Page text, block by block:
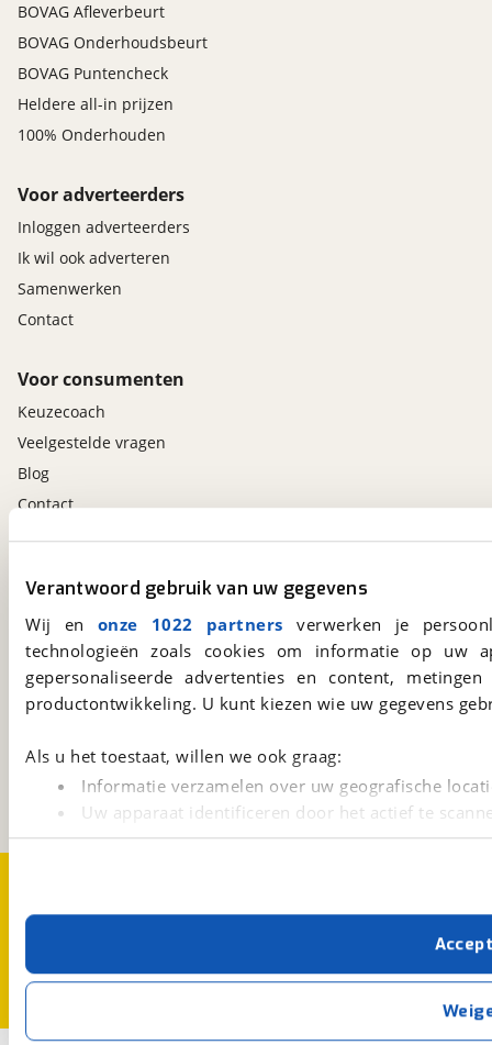
Verantwoord gebruik van uw gegevens
Wij en onze 1022 partners verwerken je
technologieën zoals cookies om informatie op
gepersonaliseerde advertenties en content,
productontwikkeling. U kunt kiezen wie uw gegevens
Als u het toestaat, willen we ook graag:
Informatie verzamelen over uw geografische
Uw apparaat identificeren door het actief te
Lees meer over hoe uw persoonlijke gegevens worden
Met cookies en vergelijkbare technieken zorgen we
cookies zorgen ervoor dat de website goed werkt.
verbeteren. We tonen je graag relevante advertenties
buiten onze website volgt – uiteraard op
privacyverklaring
. Als je weigert, plaatsen we alleen
BOVAG Afleverbeurt
BOVAG Onderhoudsbeurt
BOVAG Puntencheck
Heldere all-in prijzen
100% Onderhouden
Voor adverteerders
Inloggen adverteerders
Ik wil ook adverteren
Samenwerken
Contact
Voor consumenten
Keuzecoach
Veelgestelde vragen
Blog
Contact
viaBOVAG.nl
3981 AJBunnik
Een initiatief van
Altijd het meest recente aanbod bij de hand.
Download 'm nu.